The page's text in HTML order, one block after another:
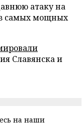
атаку на
самых мощных
Славянска и
на наши